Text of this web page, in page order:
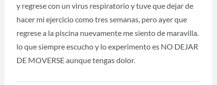
y regrese con un virus respiratorio y tuve que dejar de
hacer mi ejercicio como tres semanas, pero ayer que
regrese a la piscina nuevamente me siento de maravilla.
lo que siempre escucho y lo experimento es NO DEJAR
DE MOVERSE aunque tengas dolor.